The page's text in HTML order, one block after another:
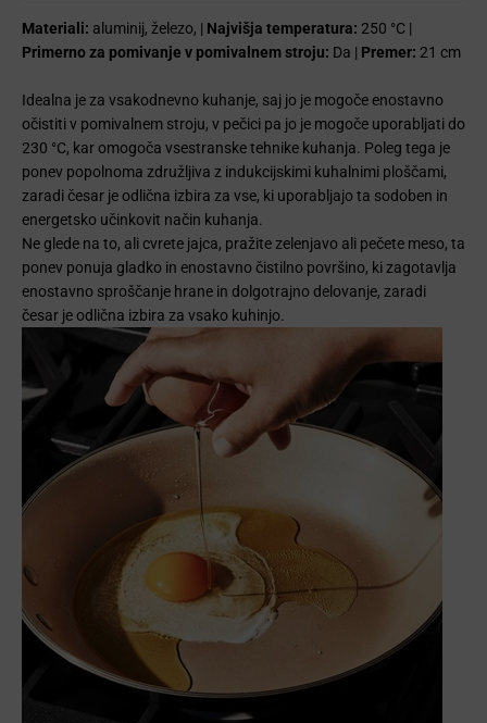
Materiali: aluminij, železo, | Najvišja temperatura: 250 °C |
Primerno za pomivanje v pomivalnem stroju: Da | Premer: 21 cm
Idealna je za vsakodnevno kuhanje, saj jo je mogoče enostavno
očistiti v pomivalnem stroju, v pečici pa jo je mogoče uporabljati do
230 °C, kar omogoča vsestranske tehnike kuhanja. Poleg tega je
ponev popolnoma združljiva z indukcijskimi kuhalnimi ploščami,
zaradi česar je odlična izbira za vse, ki uporabljajo ta sodoben in
energetsko učinkovit način kuhanja.
Ne glede na to, ali cvrete jajca, pražite zelenjavo ali pečete meso, ta
ponev ponuja gladko in enostavno čistilno površino, ki zagotavlja
enostavno sproščanje hrane in dolgotrajno delovanje, zaradi
česar je odlična izbira za vsako kuhinjo.